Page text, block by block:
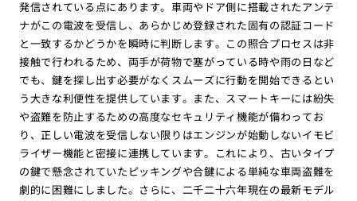
発信されている点にあります。車両やドア側に搭載されたアンテ
ナがこの電波を受信し、あらかじめ登録された固有の認証コード
と一致するかどうかを瞬時に判断します。この照合プロセスは非
接触で行われるため、両手が荷物で塞がっている時や雨の日など
でも、鍵を探し出す必要がなくスムーズに行動を開始できるとい
う大きな利便性を提供しています。また、スマートキーには紛失
や盗難を防止するための高度なセキュリティ機能が備わってお
り、正しい電波を受信しない限りはエンジンが始動しないイモビ
ライザー機能と密接に連携しています。これにより、古いタイプ
の鍵で懸念されていたピッキングや合鍵による単純な車両盗難を
劇的に困難にしました。さらに、二千二十六年現在の最新モデル